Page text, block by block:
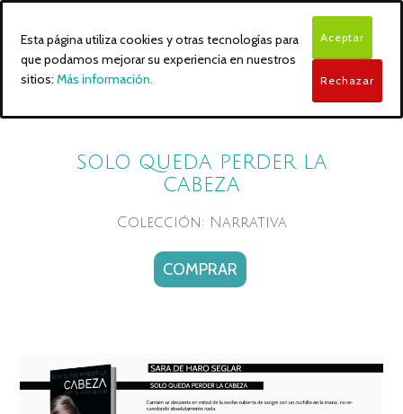
SOLO QUEDA PERDER LA
CABEZA
Colección: Narrativa
COMPRAR
Esta página utiliza cookies y otras tecnologías para
que podamos mejorar su experiencia en nuestros
sitios: Más información.
Aceptar
Rechazar